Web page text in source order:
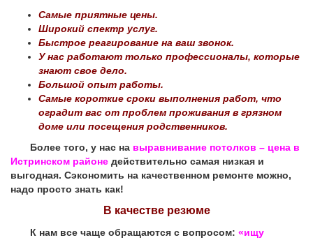
Самые приятные цены.
Широкий спектр услуг.
Быстрое реагирование на ваш звонок.
У нас работают только профессионалы, которые
знают свое дело.
Большой опыт работы.
Самые короткие сроки выполнения работ, что
оградит вас от проблем проживания в грязном
доме или посещения родственников.
Более того, у нас на выравнивание потолков – цена в
Истринском районе действительно самая низкая и
выгодная. Сэкономить на качественном ремонте можно,
надо просто знать как!
В качестве резюме
К нам все чаще обращаются с вопросом: «ищу